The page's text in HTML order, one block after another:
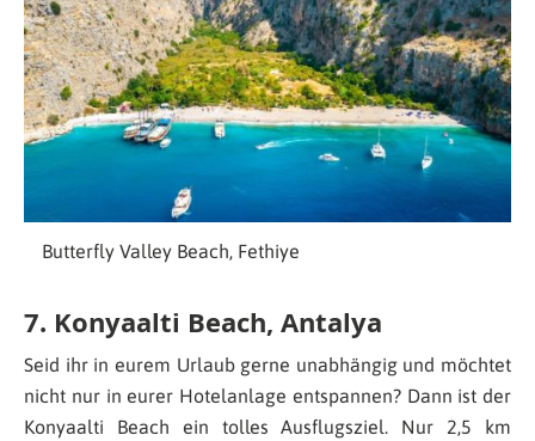
Butterfly Valley Beach, Fethiye
7. Konyaalti Beach, Antalya
Seid ihr in eurem Urlaub gerne unabhängig und möchtet
nicht nur in eurer Hotelanlage entspannen? Dann ist der
Konyaalti Beach ein tolles Ausflugsziel. Nur 2,5 km